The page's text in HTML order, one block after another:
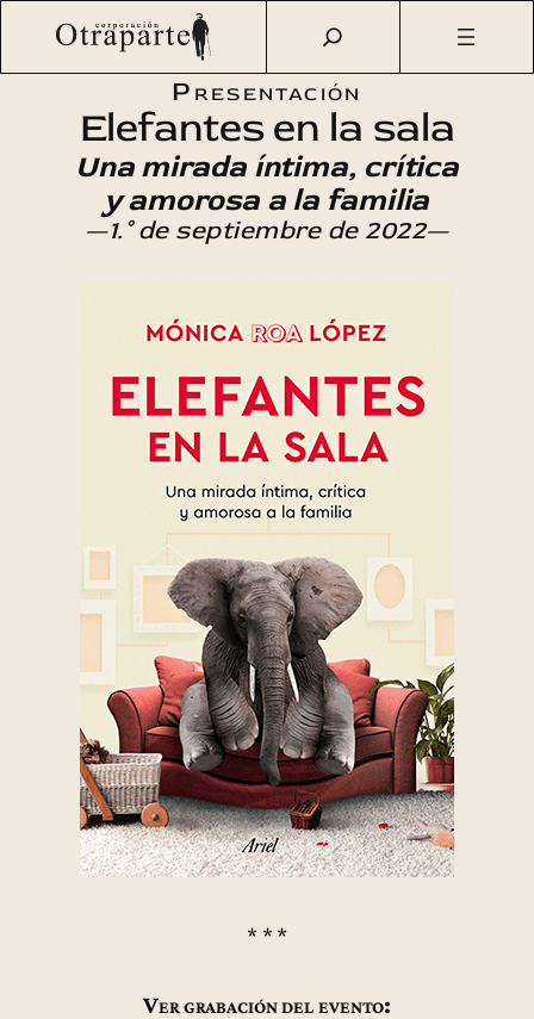
Saltar
Otraparte.org/ Agenda Cultural Literatura
Elefantes en
Presentación
Elefantes en la sala
Una mirada íntima, crítica
y amorosa a la familia
—1.° de septiembre de 2022—
* * *
Ver grabación del evento: